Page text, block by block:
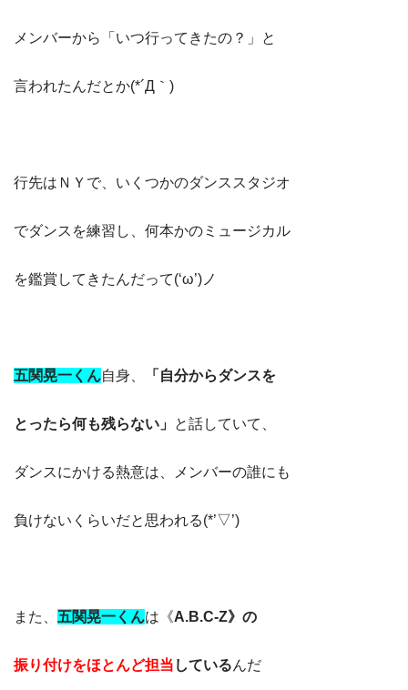
メンバーから「いつ行ってきたの？」と
言われたんだとか(*´Д｀)
行先はＮＹで、いくつかのダンススタジオ
でダンスを練習し、何本かのミュージカル
を鑑賞してきたんだって(‘ω’)ノ
五関晃一くん自身、 「自分からダンスを
とったら何も残らない」 と話していて、
ダンスにかける熱意は、メンバーの誰にも
負けないくらいだと思われる(*’▽’)
また、 五関晃一く んは《A.B.C-Z》の
振り付けをほとんど担当 しているんだ